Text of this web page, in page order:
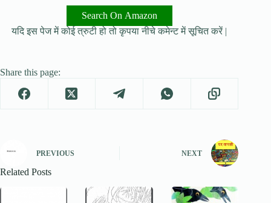
Search On Amazon
यदि इस पेज में कोई त्रुटी हो तो कृपया नीचे कमेन्ट में सूचित करें |
Share this page:
PREVIOUS NEXT
Related Posts